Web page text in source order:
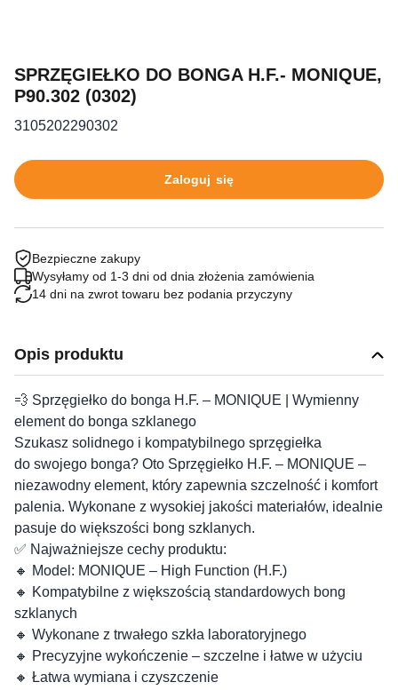
Opis produktu
💨 Sprzęgiełko do bonga H.F. – MONIQUE | Wymienny
element do bonga szklanego
Szukasz solidnego i kompatybilnego sprzęgiełka
do swojego bonga? Oto Sprzęgiełko H.F. – MONIQUE –
niezawodny element, który zapewnia szczelność i komfort
palenia. Wykonane z wysokiej jakości materiałów, idealnie
pasuje do większości bong szklanych.
✅ Najważniejsze cechy produktu:
🔸 Model: MONIQUE – High Function (H.F.)
🔸 Kompatybilne z większością standardowych bong
szklanych
🔸 Wykonane z trwałego szkła laboratoryjnego
🔸 Precyzyjne wykończenie – szczelne i łatwe w użyciu
🔸 Łatwa wymiana i czyszczenie
SPRZĘGIEŁKO DO BONGA H.F.- MONIQUE,
P90.302 (0302)
3105202290302
Zaloguj się
Bezpieczne zakupy
Wysyłamy od 1-3 dni od dnia złożenia zamówienia
14 dni na zwrot towaru bez podania przyczyny